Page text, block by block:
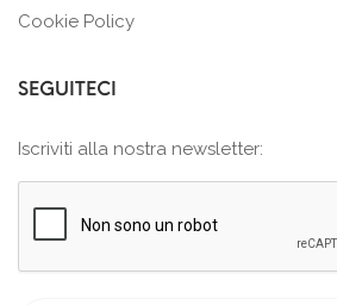
Cookie Policy
SEGUITECI
Iscriviti alla nostra newsletter: